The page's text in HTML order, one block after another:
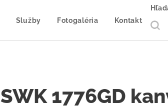
Služby Fotogaléria Kontakt
SWK 1776GD